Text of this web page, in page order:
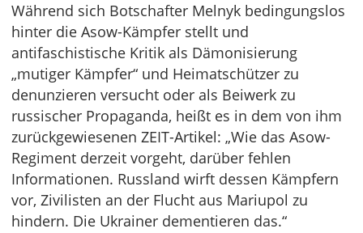
Während sich Botschafter Melnyk bedingungslos
hinter die Asow-Kämpfer stellt und
antifaschistische Kritik als Dämonisierung
„mutiger Kämpfer“ und Heimatschützer zu
denunzieren versucht oder als Beiwerk zu
russischer Propaganda, heißt es in dem von ihm
zurückgewiesenen ZEIT-Artikel: „Wie das Asow-
Regiment derzeit vorgeht, darüber fehlen
Informationen. Russland wirft dessen Kämpfern
vor, Zivilisten an der Flucht aus Mariupol zu
hindern. Die Ukrainer dementieren das.“